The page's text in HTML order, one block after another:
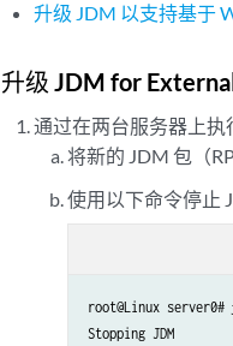
升级 JDM 以支持基于
升级 JDM for
通过在两台服务器上执
将新的 JDM 包（
使用以下命令停止
root@Linux server0#
Stopping JDM